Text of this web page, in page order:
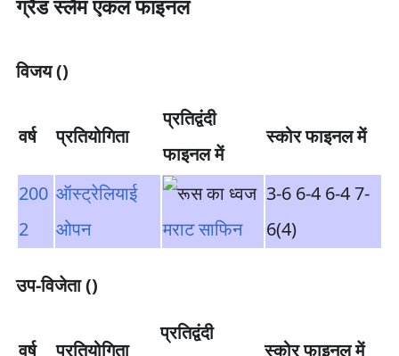
ग्रैंड स्लैम एकल फाइनल
विजय ()
वर्ष प्रतियोगिता
प्रतिद्वंदी
फाइनल में
स्कोर फाइनल में
200
2
ऑस्ट्रेलियाई
ओपन
मराट साफिन
3-6 6-4 6-4 7-
6(4)
उप-विजेता ()
वर्ष प्रतियोगिता
प्रतिद्वंदी
स्कोर फाइनल में